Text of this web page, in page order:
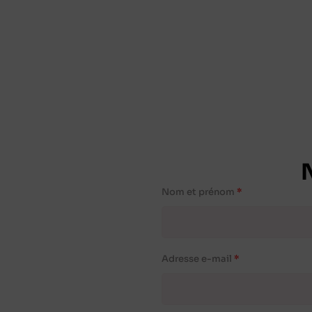
Nom et prénom
Adresse e-mail